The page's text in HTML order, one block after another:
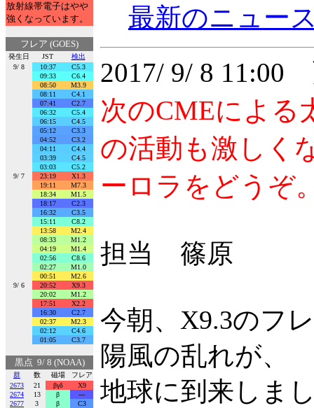
放射線帯電子はやや
強くなっています。
フレア (GOES)
発生日 JST
検出
9/ 8
10:37
C5.3
09:33
C6.4
08:50
M3.9
08:11
C4.1
07:41
C2.7
06:32
C5.4
06:15
C4.5
05:12
C3.3
04:52
C3.2
04:11
C4.4
03:39
C4.5
03:03
C5.2
9/ 7
23:19
X1.3
19:11
M7.3
18:34
M1.5
18:17
C2.3
16:32
C3.5
15:11
C8.2
13:58
M2.4
08:33
M1.2
04:19
M1.4
02:56
C8.6
02:27
M1.0
00:51
M2.6
9/ 6
20:52
X9.3
20:02
M1.2
17:51
X2.2
16:30
C2.7
02:37
M2.3
02:12
C4.6
01:05
C3.7
黒点 9/ 8 (NOAA)
群 数 磁場
フレア
2673
21 βγδ
X9
2674
13 β
---
2677
3 β
C3
最新のニュー
2017/ 9/ 8 11:00
次のCMEによる
の活動も激しく
ーロラをどうぞ
担当 篠原
今朝、X9.3のフ
陽風の乱れが、
地球に到来しま